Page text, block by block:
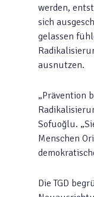
werden,
sich
gelassen
ausnutzen.
„Prävention
Sofuoğlu.
Menschen
Die TGD